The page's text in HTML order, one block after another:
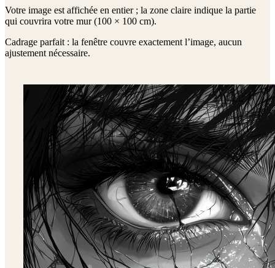
Votre image est affichée en entier ; la zone claire indique la partie
qui couvrira votre mur (100 × 100 cm).
Cadrage parfait : la fenêtre couvre exactement l’image, aucun
ajustement nécessaire.